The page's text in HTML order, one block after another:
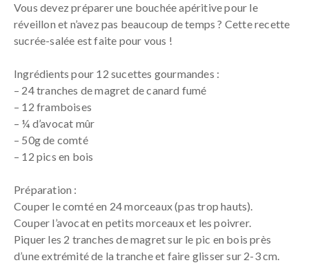
Vous devez préparer une bouchée apéritive pour le
réveillon et n’avez pas beaucoup de temps ? Cette recette
sucrée-salée est faite pour vous !
Ingrédients pour 12 sucettes gourmandes :
– 24 tranches de magret de canard fumé
– 12 framboises
– ¼ d’avocat mûr
– 50g de comté
– 12 pics en bois
Préparation :
Couper le comté en 24 morceaux (pas trop hauts).
Couper l’avocat en petits morceaux et les poivrer.
Piquer les 2 tranches de magret sur le pic en bois près
d’une extrémité de la tranche et faire glisser sur 2-3 cm.